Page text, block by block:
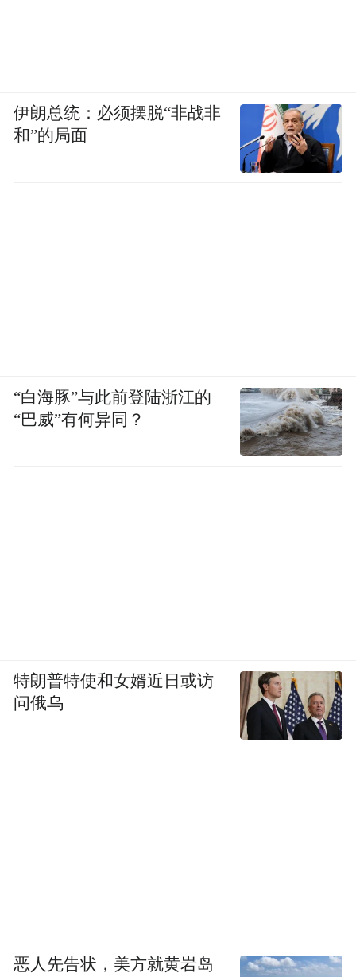
伊朗总统：必须摆脱“非战非
和”的局面
“白海豚”与此前登陆浙江的
“巴威”有何异同？
特朗普特使和女婿近日或访
问俄乌
恶人先告状，美方就黄岩岛